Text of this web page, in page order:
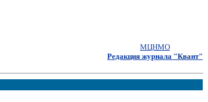
МЦНМО
Редакция журнала "Квант"